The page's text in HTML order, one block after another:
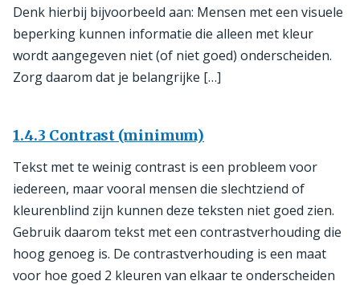
Denk hierbij bijvoorbeeld aan: Mensen met een visuele
beperking kunnen informatie die alleen met kleur
wordt aangegeven niet (of niet goed) onderscheiden.
Zorg daarom dat je belangrijke […]
1.4.3 Contrast (minimum)
Tekst met te weinig contrast is een probleem voor
iedereen, maar vooral mensen die slechtziend of
kleurenblind zijn kunnen deze teksten niet goed zien.
Gebruik daarom tekst met een contrastverhouding die
hoog genoeg is. De contrastverhouding is een maat
voor hoe goed 2 kleuren van elkaar te onderscheiden